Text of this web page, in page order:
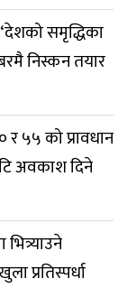
समृद्धिका
निस्कन तयार
५५ को प्रावधान
अवकाश दिने
प्रतिस्पर्धा